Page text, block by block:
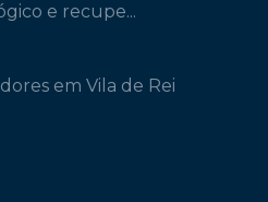
e recupe...
em Vila de Rei